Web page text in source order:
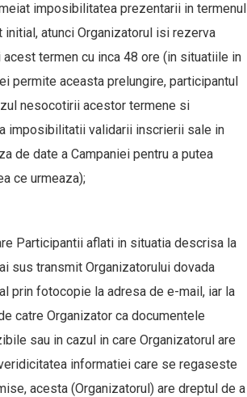
imposibilitatea prezentarii in termenul
initial, atunci Organizatorul isi rezerva
termen cu inca 48 ore (in situatiile in
permite aceasta prelungire, participantul
nesocotirii acestor termene si
imposibilitatii validarii inscrierii sale in
de date a Campaniei pentru a putea
ce urmeaza);
Participantii aflati in situatia descrisa la
sus transmit Organizatorului dovada
prin fotocopie la adresa de e-mail, iar la
catre Organizator ca documentele
sau in cazul in care Organizatorul are
informatiei care se regaseste
acesta (Organizatorul) are dreptul de a